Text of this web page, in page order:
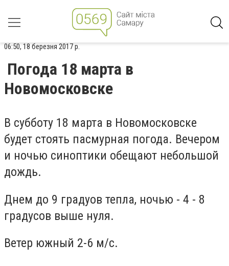
06:50, 18 березня 2017 р.
Погода 18 марта в
Новомосковске
В субботу 18 марта в Новомосковске
будет стоять пасмурная погода. Вечером
и ночью синоптики обещают небольшой
дождь.
Днем до 9 градуов тепла, ночью - 4 - 8
градусов выше нуля.
Ветер южный 2-6 м/с.